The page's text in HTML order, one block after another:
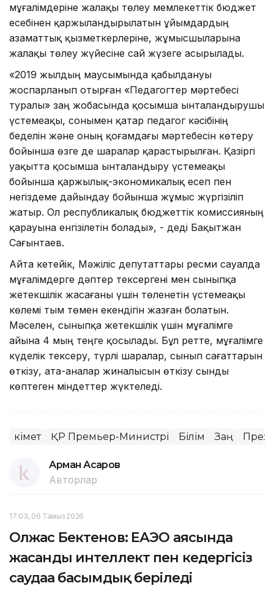
мұғалімдеріне жалақы төлеу мемлекеттік бюджет
есебінен қаржыландырылатын ұйымдардың
азаматтық қызметкерлеріне, жұмысшыларына
жалақы төлеу жүйесіне сай жүзеге асырылады.
«2019 жылдың маусымында қабылдануы
жоспарланып отырған «Педагогтер мәртебесі
туралы» заң жобасында қосымша ынталандырушы
үстемеақы, сонымен қатар педагог кәсібінің
беделін және оның қоғамдағы мәртебесін көтеру
бойынша өзге де шаралар қарастырылған. Қазіргі
уақытта қосымша ынталандыру үстемеақы
бойынша қаржылық-экономикалық есеп пен
негіздеме дайындау бойынша жұмыс жүргізіліп
жатыр. Ол республикалық бюджеттік комиссияның
қарауына енгізілетін болады», - деді Бақытжан
Сағынтаев.
Айта кетейік, Мәжіліс депутаттары ресми сауалда
мұғалімдерге дәптер тексергені мен сыныпқа
жетекшілік жасағаны үшін төленетін үстемеақы
көлемі тым төмен екендігін жазған болатын.
Мәселен, сыныпқа жетекшілік үшін мұғалімге
айына 4 мың теңге қосылады. Бұл ретте, мұғалімге
күделік тексеру, түрлі шаралар, сынып сағаттарын
өткізу, ата-аналар жиналысын өткізу сынды
көптеген міндеттер жүктеледі.
Үкімет ҚР Премьер-Министрі Білім Заң
Арман Асқаров
Авторлар
17:03, 06 Тамыз 2026
Олжас Бектенов: ЕАЭО аясында
жасанды интеллект пен кедергісіз
саудаға басымдық беріледі